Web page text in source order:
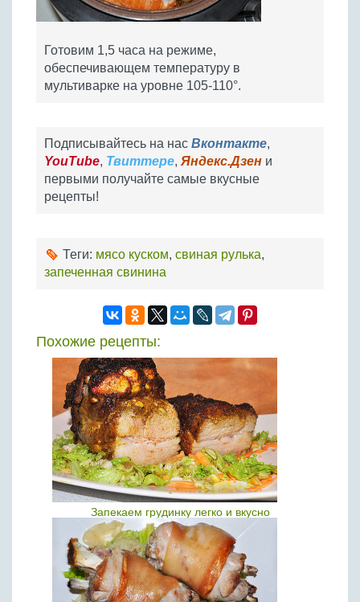
Готовим 1,5 часа на режиме,
обеспечивающем температуру в
мультиварке на уровне 105-110°.
Подписывайтесь на нас Вконтакте,
YouTube, Твиттере, Яндекс.Дзен и
первыми получайте самые вкусные
рецепты!
Теги: мясо куском, свиная рулька,
запеченная свинина
Похожие рецепты:
Запекаем грудинку легко и вкусно